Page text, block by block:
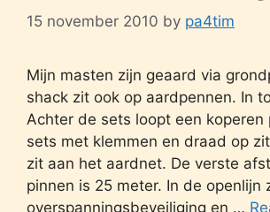
15 november 2010 by pa4tim
Mijn masten zijn geaard via
shack zit ook op aardpennen. In
Achter de sets loopt een koperen
sets met klemmen en draad op
zit aan het aardnet. De verste
pinnen is 25 meter. In de openlijn
overspanningsbeveiliging en …